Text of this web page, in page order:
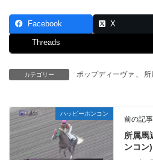
Facebook X
Threads
カテゴリー ポップディーヴァ 所
ハッピーホンコン
前の記事
所属馬
ンコン)